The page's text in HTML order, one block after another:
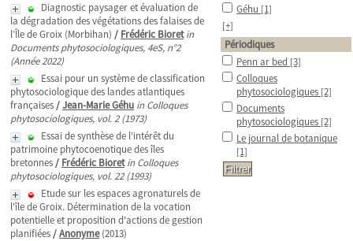
Diagnostic paysager et évaluation de
la dégradation des végétations des falaises de
l’Île de Groix (Morbihan) / Frédéric Bioret in
Documents phytosociologiques, 4eS, n°2
(Année 2022)
Essai pour un système de classification
phytosociologique des landes atlantiques
françaises/Jean-Marie Géhu in Colloques
phytosociologiques, vol. 2 (1973)
Essai de synthèse de l'intérêt du
patrimoine phytocoenotique des îles
bretonnes/ Frédéric Bioret in Colloques
phytosociologiques, vol. 22 (1993)
Etude sur les espaces agronaturels de
l'île de Groix. Détermination de la vocation
potentielle et proposition d'actions de gestion
planifiées/Anonyme(2013)
Géhu [1]
[+]
Périodiques
Penn ar bed [3]
Colloques
phytosociologiques [2]
Documents
phytosociologiques [2]
Le journal de botanique
[1]